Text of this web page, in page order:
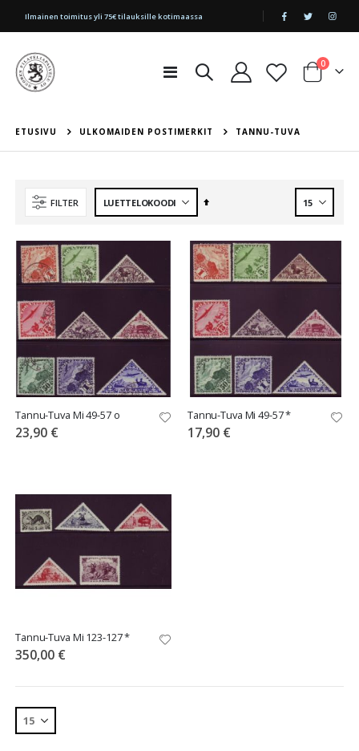
|
Ilmainen toimitus yli 75€ tilauksille kotimaassa
Toggle
Cart
0tuotetta
ETUSIVU ULKOMAIDEN POSTIMERKIT TANNU-TUVA
FILTER
Aseta
Tannu-Tuva Mi 49-57 o
23,90 €
Tannu-Tuva Mi 49-57 *
17,90 €
Tannu-Tuva Mi 123-127 *
350,00 €